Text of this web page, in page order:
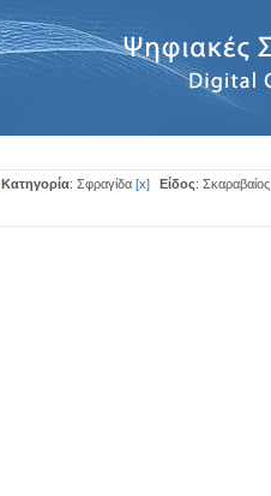
Κατηγορία: Σφραγίδα [x] Είδος: Σκαραβαίος